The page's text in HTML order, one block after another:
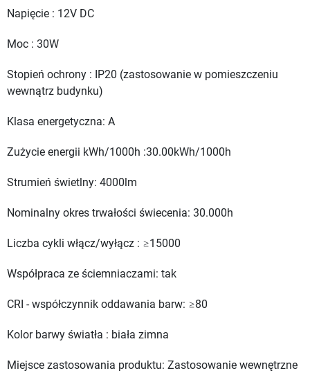
Napięcie : 12V DC
Moc : 30W
Stopień ochrony : IP20 (zastosowanie w pomieszczeniu
wewnątrz budynku)
Klasa energetyczna: A
Zużycie energii kWh/1000h :30.00kWh/1000h
Strumień świetlny: 4000lm
Nominalny okres trwałości świecenia: 30.000h
Liczba cykli włącz/wyłącz : ≥15000
Współpraca ze ściemniaczami: tak
CRI - współczynnik oddawania barw: ≥80
Kolor barwy światła : biała zimna
Miejsce zastosowania produktu: Zastosowanie wewnętrzne